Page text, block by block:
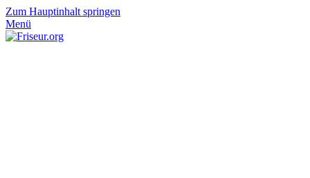
Zum Hauptinhalt springen
Menü